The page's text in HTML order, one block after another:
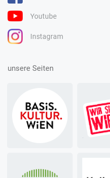
Youtube
Instagram
unsere Seiten